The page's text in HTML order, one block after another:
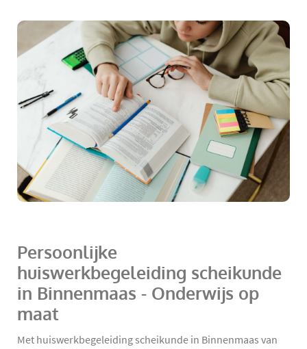
Persoonlijke
huiswerkbegeleiding scheikunde
in Binnenmaas - Onderwijs op
maat
Met huiswerkbegeleiding scheikunde in Binnenmaas van